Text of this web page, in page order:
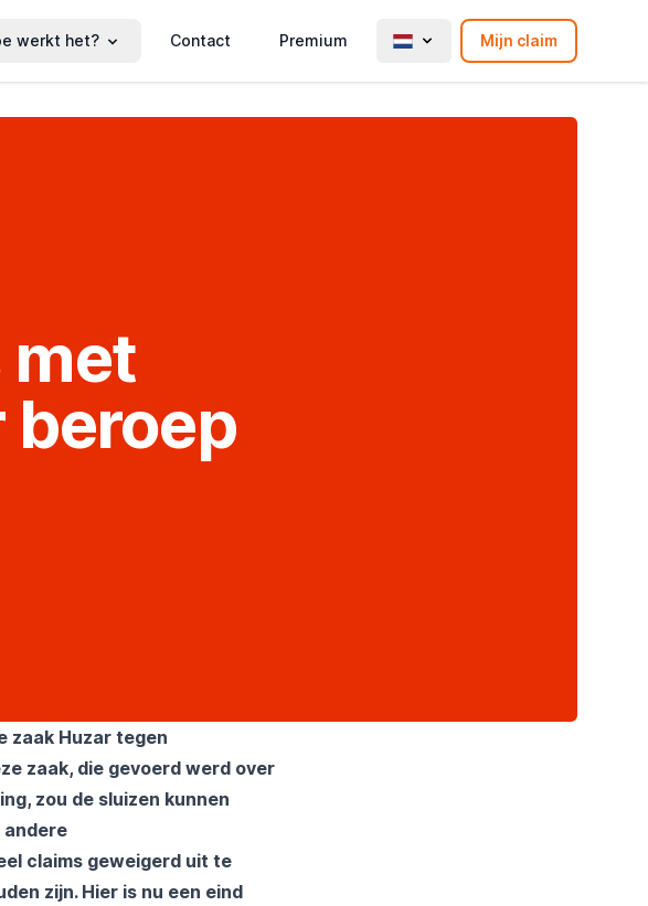
werkt het? Contact Premium Mijn claim
met
zaak Huzar tegen
zaak, die gevoerd werd over
zou de sluizen kunnen
andere
claims geweigerd uit te
zijn. Hier is nu een eind